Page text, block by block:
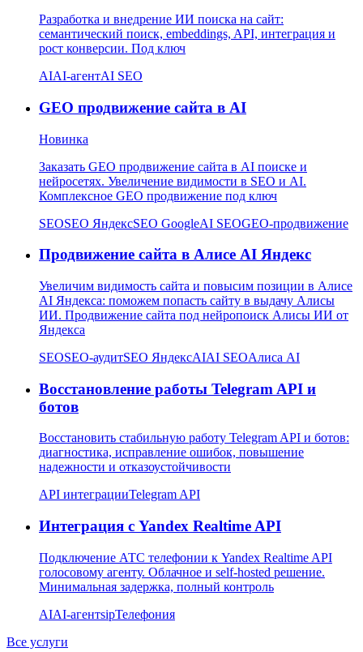
Разработка и внедрение ИИ поиска на сайт:
семантический поиск, embeddings, API, интеграция и
рост конверсии. Под ключ
AIAI-агентAI SEO
GEO продвижение сайта в AI
Новинка
Заказать GEO продвижение сайта в AI поиске и
нейросетях. Увеличение видимости в SEO и AI.
Комплексное GEO продвижение под ключ
SEOSEO ЯндексSEO GoogleAI SEOGEO-продвижение
Продвижение сайта в Алисе AI Яндекс
Увеличим видимость сайта и повысим позиции в Алисе
AI Яндекса: поможем попасть сайту в выдачу Алисы
ИИ. Продвижение сайта под нейропоиск Алисы ИИ от
Яндекса
SEOSEO-аудитSEO ЯндексAIAI SEOАлиса AI
Восстановление работы Telegram API и
ботов
Восстановить стабильную работу Telegram API и ботов:
диагностика, исправление ошибок, повышение
надежности и отказоустойчивости
API интеграцииTelegram API
Интеграция с Yandex Realtime API
Подключение АТС телефонии к Yandex Realtime API
голосовому агенту. Облачное и self-hosted решение.
Минимальная задержка, полный контроль
AIAI-агентsipТелефония
Все услуги